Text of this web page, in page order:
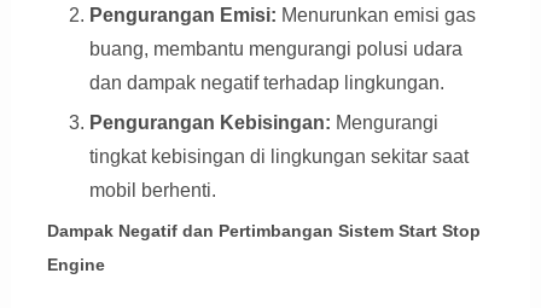
Pengurangan Emisi: Menurunkan emisi gas
buang, membantu mengurangi polusi udara
dan dampak negatif terhadap lingkungan.
Pengurangan Kebisingan: Mengurangi
tingkat kebisingan di lingkungan sekitar saat
mobil berhenti.
Dampak Negatif dan Pertimbangan Sistem Start Stop
Engine